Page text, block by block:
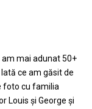
mai adunat 50+
ce am găsit de
foto cu familia
Louis și George și